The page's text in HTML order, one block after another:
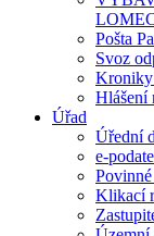
Pošta
Svoz
Kroniky
Hlášení
Úřad
Úřední
e-
Klikací